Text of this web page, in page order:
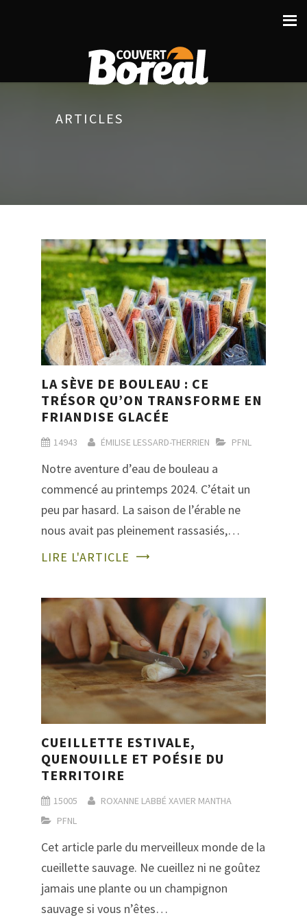
ARTICLES
LA SÈVE DE BOULEAU : CE
TRÉSOR QU’ON TRANSFORME EN
FRIANDISE GLACÉE
14943 ÉMILISE LESSARD-THERRIEN PFNL
Notre aventure d’eau de bouleau a
commencé au printemps 2024. C’était un
peu par hasard. La saison de l’érable ne
nous avait pas pleinement rassasiés,…
LIRE L'ARTICLE
CUEILLETTE ESTIVALE,
QUENOUILLE ET POÉSIE DU
TERRITOIRE
15005 ROXANNE LABBÉ XAVIER MANTHA
PFNL
Cet article parle du merveilleux monde de la
cueillette sauvage. Ne cueillez ni ne goûtez
jamais une plante ou un champignon
sauvage si vous n’êtes…